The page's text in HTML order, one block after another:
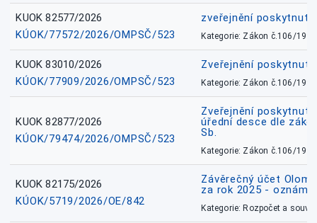
KUOK 82577/2026
KÚOK/77572/2026/OMPSČ/523
zveřejnění
Kategorie: Zákon č.106/1999
KUOK 83010/2026
KÚOK/77909/2026/OMPSČ/523
Zveřejnění
Kategorie: Zákon č.106/1999
KUOK 82877/2026
KÚOK/79474/2026/OMPSČ/523
Zveřejnění
úřední desce dle
Sb.
Kategorie: Zákon č.106/1999
KUOK 82175/2026
KÚOK/5719/2026/OE/842
Závěrečný účet
za rok 2025 -
Kategorie: Rozpočet a